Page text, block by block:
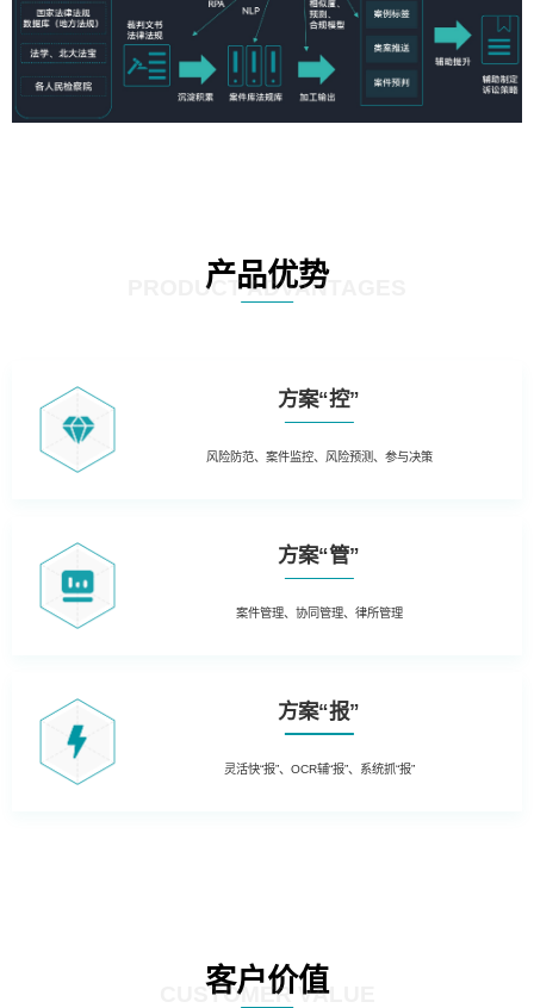
产品优势
PRODUCT ADVANTAGES
方案“控”
风险防范、案件监控、风险预测、参与决策
方案“管”
案件管理、协同管理、律所管理
方案“报”
灵活快“报”、OCR辅“报”、系统抓“报”
客户价值
CUSTOMER VALUE